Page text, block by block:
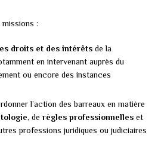
:
droits et des intérêts de la
en intervenant auprès du
ou encore des instances
l’action des barreaux en matière
, de règles professionnelles et
professions juridiques ou judiciaires